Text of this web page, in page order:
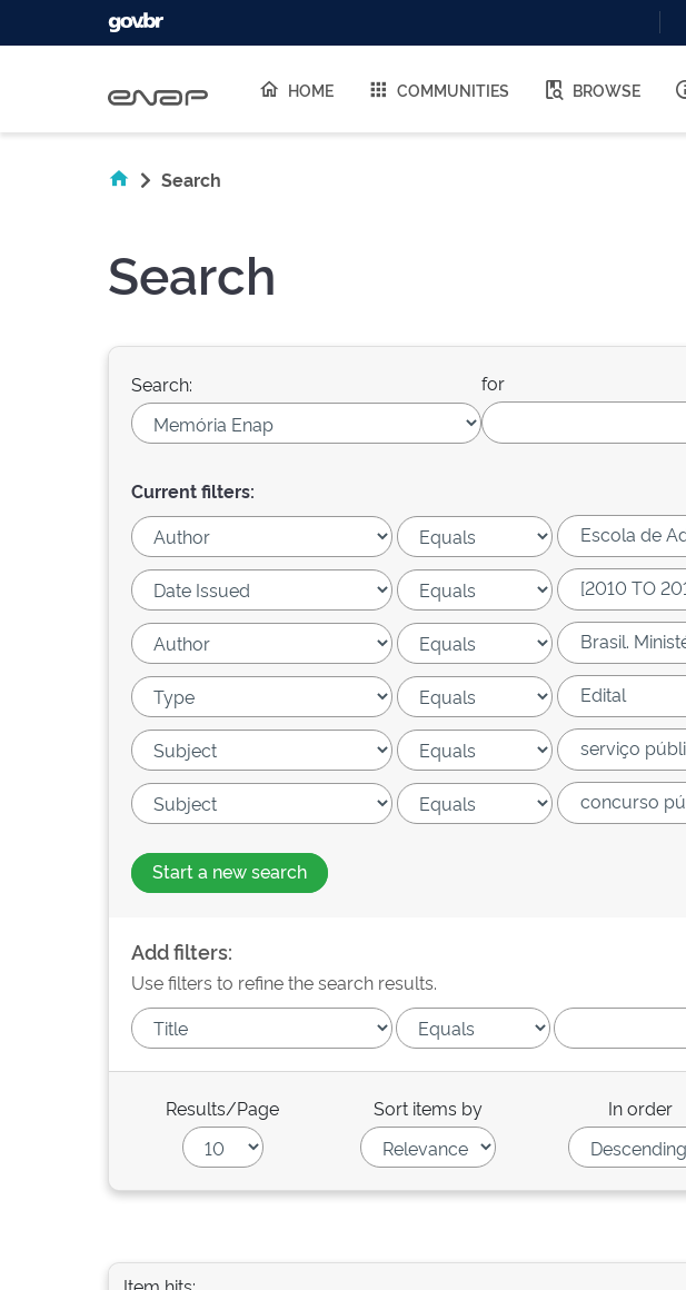
HOME COMMUNITIES BROWSE
Search
Search
Search: for
Current filters:
Start a new search
Add filters:
Use filters to refine the search results.
Results/Page Sort items by In order
Item hits: